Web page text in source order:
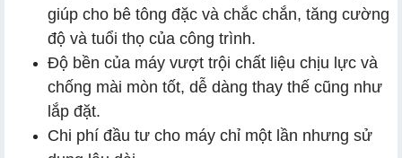
giúp cho bê tông đặc và chắc chắn, tăng cường
độ và tuổi thọ của công trình.
Độ bền của máy vượt trội chất liệu chịu lực và
chống mài mòn tốt, dễ dàng thay thế cũng như
lắp đặt.
Chi phí đầu tư cho máy chỉ một lần nhưng sử